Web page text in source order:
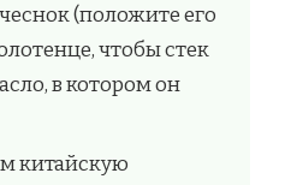
(положите его
чтобы стек
в котором он
китайскую